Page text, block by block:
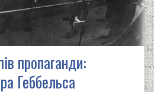
пропаганди:
Геббельса